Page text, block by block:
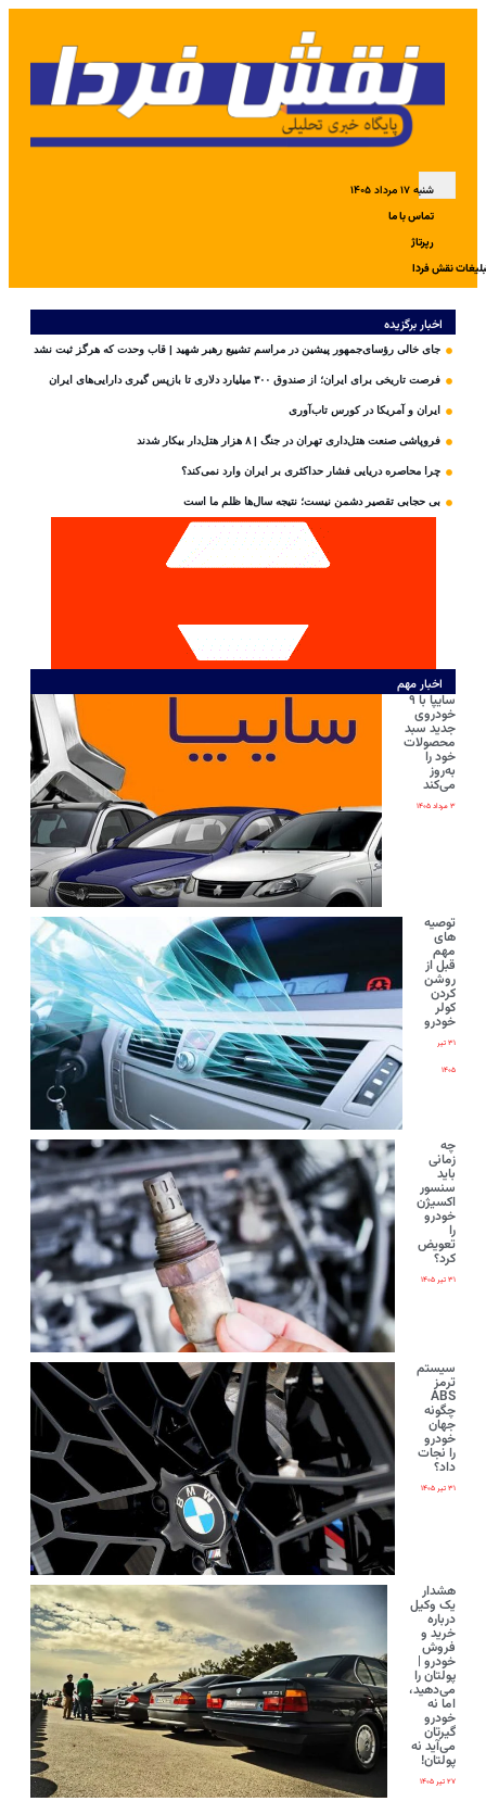
شنبه ۱۷ مرداد ۱۴۰۵
تماس با ما
رپرتاژ
نقش فردا
اخبار برگزیده
جای خالی رؤسای‌جمهور پیشین در مراسم تشییع رهبر شهید | قاب وحدت که هرگز ثبت نشد
فرصت تاریخی برای ایران؛ از صندوق ۳۰۰ میلیارد دلاری تا بازپس گیری دارایی‌های ایران
ایران و آمریکا در کورس تاب‌آوری
فروپاشی صنعت هتل‌داری تهران در جنگ | ۸ هزار هتل‌دار بیکار شدند
چرا محاصره دریایی فشار حداکثری بر ایران وارد نمی‌کند؟
بی‌ حجابی تقصیر دشمن نیست؛ نتیجه سال‌ها ظلم ما است
اخبار مهم
سایپا با ۹
خودروی
جدید سبد
محصولات
خود را
به‌روز
می‌کند
۳ مرداد ۱۴۰۵
توصیه
های
مهم
قبل از
روشن
کردن
کولر
خودرو
۳۱ تیر
۱۴۰۵
چه
زمانی
باید
سنسور
اکسیژن
خودرو
را
تعویض
کرد؟
۳۱ تیر ۱۴۰۵
سیستم
ترمز
ABS
چگونه
جهان
خودرو
را نجات
داد؟
۳۱ تیر ۱۴۰۵
هشدار
یک وکیل
درباره
خرید و
فروش
خودرو |
پولتان را
می‌دهید،
اما نه
خودرو
گیرتان
می‌آید نه
پولتان!
۲۷ تیر ۱۴۰۵